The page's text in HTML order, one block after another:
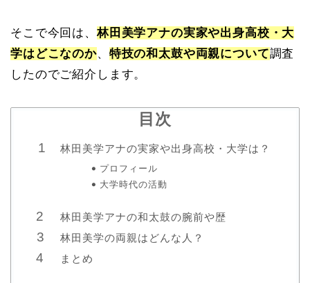
そこで今回は、林田美学アナの実家や出身高校・大
学はどこなのか、 特技の和太鼓や両親について調査
したのでご紹介します。
目次
林田美学アナの実家や出身高校・大学は？
プロフィール
大学時代の活動
林田美学アナの和太鼓の腕前や歴
林田美学の両親はどんな人？
まとめ